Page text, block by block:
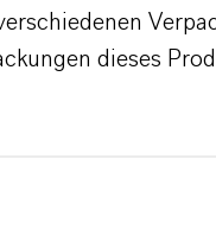
dieses